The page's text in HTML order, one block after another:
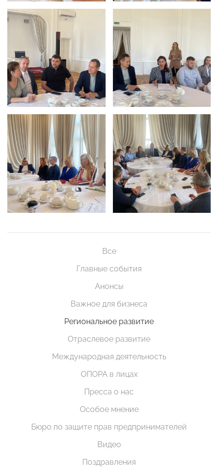
Все
Главные события
Анонсы
Важное для бизнеса
Региональное развитие
Отраслевое развитие
Международная деятельность
ОПОРА в лицах
Пресса о нас
Особое мнение
Бюро по защите прав предпринимателей
Видео
Поздравления